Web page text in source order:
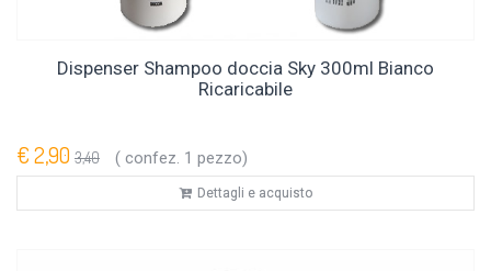
Dispenser Shampoo doccia Sky 300ml Bianco
Ricaricabile
€ 2,90 3,40 ( confez. 1 pezzo)
Dettagli e acquisto